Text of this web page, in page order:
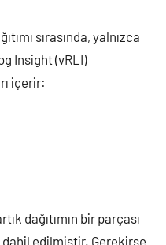
sırasında, yalnızca
Insight (vRLI)
içerir:
dağıtımın bir parçası
dahil edilmiştir. Gerekirse